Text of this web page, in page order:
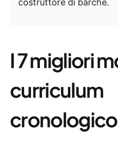
costruttore di barche.
I 7 migliori
curriculum
cronologico